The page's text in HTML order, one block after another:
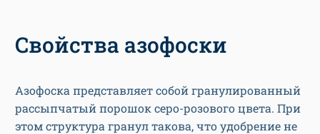
Свойства азофоски
Азофоска представляет собой гранулированный
рассыпчатый порошок серо-розового цвета. При
этом структура гранул такова, что удобрение не